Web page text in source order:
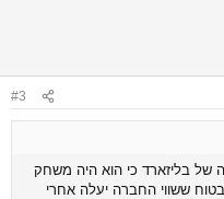
#3
של בליזארד כי הוא היה משחק
ששווי החברה יעלה אחרי